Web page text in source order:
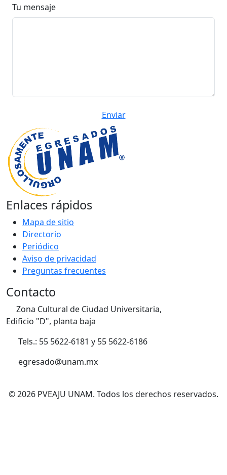
Tu mensaje
Enviar
Enlaces rápidos
Mapa de sitio
Directorio
Periódico
Aviso de privacidad
Preguntas frecuentes
Contacto
Zona Cultural de Ciudad Universitaria,
Edificio "D", planta baja
Tels.: 55 5622-6181 y 55 5622-6186
egresado@unam.mx
© 2026 PVEAJU UNAM. Todos los derechos reservados.